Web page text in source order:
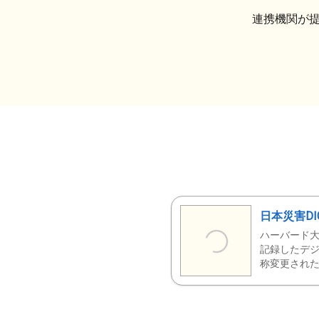
連携機関が
日本災害
ハーバード
記録したデ
称変更された